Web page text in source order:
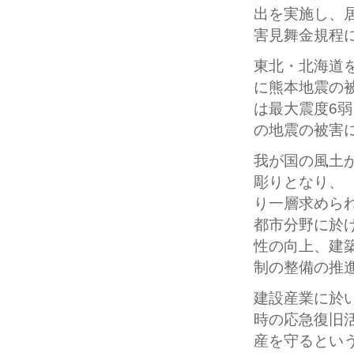
出を実施し、
害見舞金規程
東北・北海道
に熊本地震の
は最大震度6
の地震の被害
我が国の風土
彫りとなり、
り一層求めら
都市分野に於
性の向上、建
制の整備の推
建設産業に於
時の応急復旧
産を守るとい